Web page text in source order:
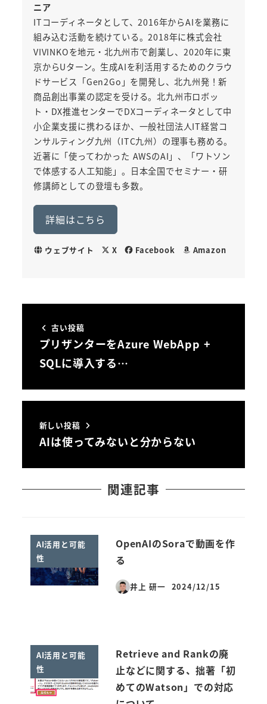
ニア
ITコーディネータとして、2016年からAIを業務に
組み込む活動を続けている。2018年に株式会社
VIVINKOを地元・北九州市で創業し、2020年に東
京からUターン。生成AIを利活用するためのクラウ
ドサービス「Gen2Go」を開発し、北九州発！新
商品創出事業の認定を受ける。北九州市ロボッ
ト・DX推進センターでDXコーディネータとして中
小企業支援に携わるほか、一般社団法人IT経営コ
ンサルティング九州（ITC九州）の理事も務める。
近著に「使ってわかった AWSのAI」、「ワトソン
で体感する人工知能」。日本全国でセミナー・研
修講師としての登壇も多数。
詳細はこちら
ウェブサイト X Facebook Amazon
古い投稿
プリザンターをAzure WebApp +
SQLに導入する…
新しい投稿
AIは使ってみないと分からない
関連記事
AI活用と可能
性
OpenAIのSoraで動画を作
る
井上 研一
投稿日
2024/12/15
AI活用と可能
性
Retrieve and Rankの廃
止などに関する、拙著「初
めてのWatson」での対応